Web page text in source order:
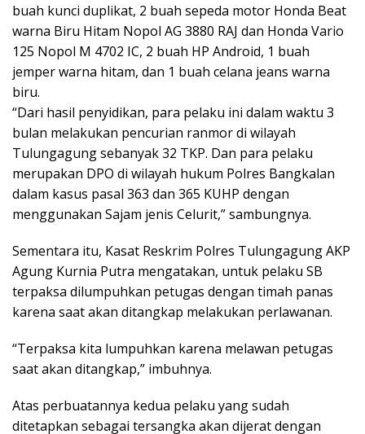
buah kunci duplikat, 2 buah sepeda motor Honda Beat
warna Biru Hitam Nopol AG 3880 RAJ dan Honda Vario
125 Nopol M 4702 IC, 2 buah HP Android, 1 buah
jemper warna hitam, dan 1 buah celana jeans warna
biru.
“Dari hasil penyidikan, para pelaku ini dalam waktu 3
bulan melakukan pencurian ranmor di wilayah
Tulungagung sebanyak 32 TKP. Dan para pelaku
merupakan DPO di wilayah hukum Polres Bangkalan
dalam kasus pasal 363 dan 365 KUHP dengan
menggunakan Sajam jenis Celurit,” sambungnya.
Sementara itu, Kasat Reskrim Polres Tulungagung AKP
Agung Kurnia Putra mengatakan, untuk pelaku SB
terpaksa dilumpuhkan petugas dengan timah panas
karena saat akan ditangkap melakukan perlawanan.
“Terpaksa kita lumpuhkan karena melawan petugas
saat akan ditangkap,” imbuhnya.
Atas perbuatannya kedua pelaku yang sudah
ditetapkan sebagai tersangka akan dijerat dengan